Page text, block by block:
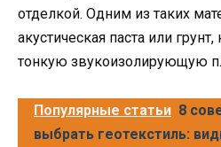
отделкой. Одним из таких
акустическая паста или
тонкую звукоизолирующую
Популярные статьи 8
выбрать геотекстиль: